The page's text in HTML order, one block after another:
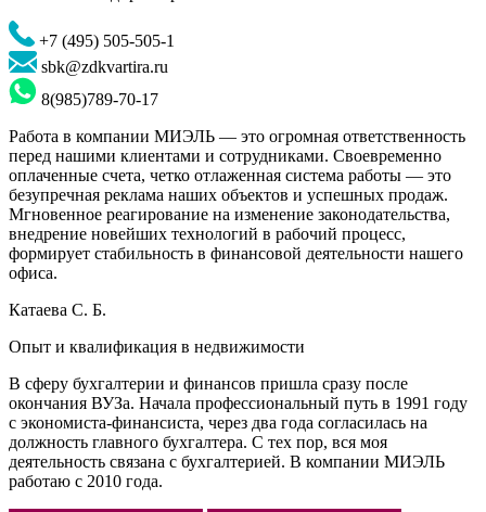
+7 (495) 505-505-1
sbk@zdkvartira.ru
8(985)789-70-17
Работа в компании МИЭЛЬ — это огромная ответственность
перед нашими клиентами и сотрудниками. Своевременно
оплаченные счета, четко отлаженная система работы — это
безупречная реклама наших объектов и успешных продаж.
Мгновенное реагирование на изменение законодательства,
внедрение новейших технологий в рабочий процесс,
формирует стабильность в финансовой деятельности нашего
офиса.
Катаева С. Б.
Опыт и квалификация в недвижимости
В сферу бухгалтерии и финансов пришла сразу после
окончания ВУЗа. Начала профессиональный путь в 1991 году
с экономиста-финансиста, через два года согласилась на
должность главного бухгалтера. С тех пор, вся моя
деятельность связана с бухгалтерией. В компании МИЭЛЬ
работаю с 2010 года.